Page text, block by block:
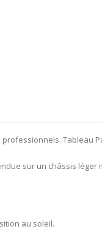
Tableau
sur un châssis léger
au soleil.